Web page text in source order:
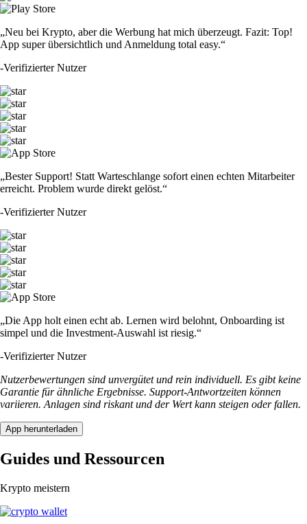
„Neu bei Krypto, aber die Werbung hat mich überzeugt. Fazit: Top!
App super übersichtlich und Anmeldung total easy.“
-Verifizierter Nutzer
„Bester Support! Statt Warteschlange sofort einen echten Mitarbeiter
erreicht. Problem wurde direkt gelöst.“
-Verifizierter Nutzer
„Die App holt einen echt ab. Lernen wird belohnt, Onboarding ist
simpel und die Investment-Auswahl ist riesig.“
-Verifizierter Nutzer
Nutzerbewertungen sind unvergütet und rein individuell. Es gibt keine
Garantie für ähnliche Ergebnisse. Support-Antwortzeiten können
variieren. Anlagen sind riskant und der Wert kann steigen oder fallen.
App herunterladen
Guides und Ressourcen
Krypto meistern